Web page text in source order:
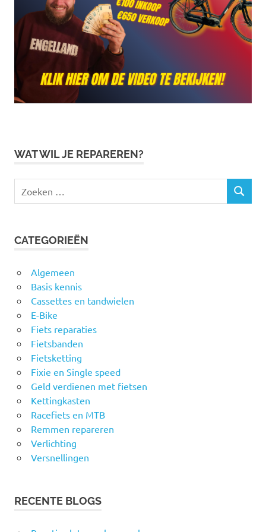
WAT WIL JE REPAREREN?
naar:
ZOEKEN
CATEGORIEËN
Algemeen
Basis kennis
Cassettes en tandwielen
E-Bike
Fiets reparaties
Fietsbanden
Fietsketting
Fixie en Single speed
Geld verdienen met fietsen
Kettingkasten
Racefiets en MTB
Remmen repareren
Verlichting
Versnellingen
RECENTE BLOGS